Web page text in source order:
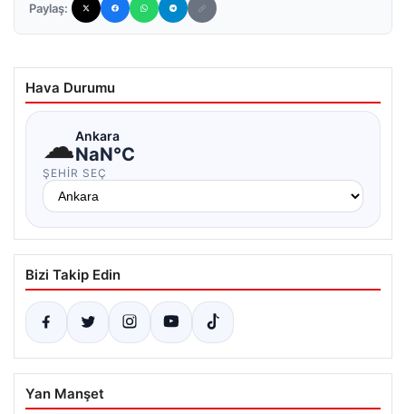
Paylaş:
Hava Durumu
☁Ankara
NaN°C
ŞEHIR SEÇ
Bizi Takip Edin
Yan Manşet